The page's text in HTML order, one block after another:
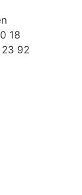
18
92